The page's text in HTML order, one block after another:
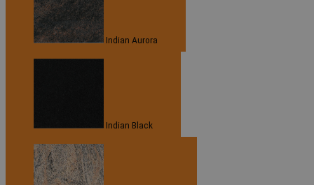
Indian Aurora
Indian Black